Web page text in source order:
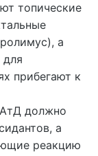
топические
а
прибегают к
должно
а
реакцию